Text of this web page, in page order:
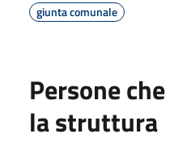
giunta comunale
Persone
la struttura